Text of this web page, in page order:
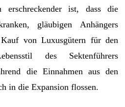
ist, dass die
gläubigen Anhängers
von Luxusgütern für den
des Sektenführers
die Einnahmen aus den
in die Expansion flossen.